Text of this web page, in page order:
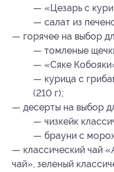
— «Цезарь с
— салат из
— горячее на выбор
— томленые
— «Сяке
— курица с
(210 г);
— десерты на выбор
— чизкейк
— брауни с
— классический чай
чай», зеленый